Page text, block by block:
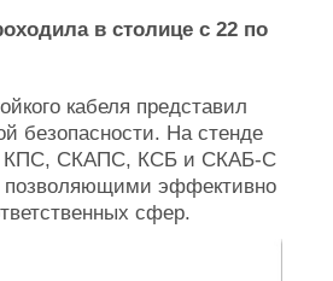
в столице с 22 по
кабеля представил
безопасности. На стенде
КПС, СКАПС, КСБ и СКАБ-С
позволяющими эффективно
сфер.